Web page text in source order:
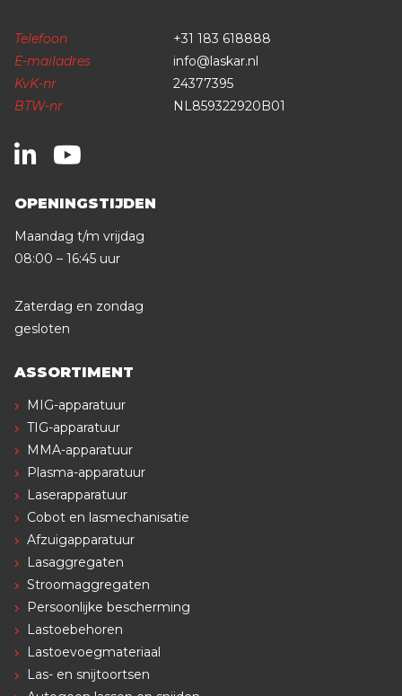
Telefoon
+31 183 618888
E-mailadres
info@laskar.nl
KvK-nr
24377395
BTW-nr
NL859322920B01
OPENINGSTIJDEN
Maandag t/m vrijdag
08:00 – 16:45 uur
Zaterdag en zondag
gesloten
ASSORTIMENT
MIG-apparatuur
TIG-apparatuur
MMA-apparatuur
Plasma-apparatuur
Laserapparatuur
Cobot en lasmechanisatie
Afzuigapparatuur
Lasaggregaten
Stroomaggregaten
Persoonlijke bescherming
Lastoebehoren
Lastoevoegmateriaal
Las- en snijtoortsen